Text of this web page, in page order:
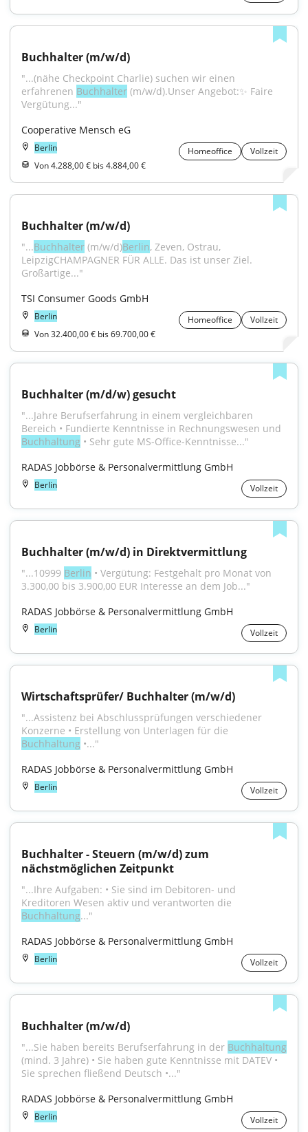
Buchhalter (m/w/d)
"...(nähe Checkpoint Charlie) suchen wir einen
erfahrenen Buchhalter (m/w/d).Unser Angebot:✨ Faire
Vergütung..."
Cooperative Mensch eG
Berlin Homeoffice
Vollzeit
Von 4.288,00 € bis 4.884,00 €
Buchhalter (m/w/d)
"...Buchhalter (m/w/d)Berlin, Zeven, Ostrau,
LeipzigCHAMPAGNER FÜR ALLE. Das ist unser Ziel.
Großartige..."
TSI Consumer Goods GmbH
Berlin Homeoffice
Vollzeit
Von 32.400,00 € bis 69.700,00 €
Buchhalter (m/d/w) gesucht
"...Jahre Berufserfahrung in einem vergleichbaren
Buchhaltung • Sehr gute MS-Office-Kenntnisse..."
RADAS Jobbörse & Personalvermittlung GmbH
Berlin Vollzeit
Buchhalter (m/w/d) in Direktvermittlung
"...10999 Berlin • Vergütung: Festgehalt pro Monat von
3.300,00 bis 3.900,00 EUR Interesse an dem Job..."
RADAS Jobbörse & Personalvermittlung GmbH
Berlin Vollzeit
Wirtschaftsprüfer/ Buchhalter (m/w/d)
"...Assistenz bei Abschlussprüfungen verschiedener
Buchhaltung •..."
RADAS Jobbörse & Personalvermittlung GmbH
Berlin Vollzeit
Buchhalter - Steuern (m/w/d) zum
nächstmöglichen Zeitpunkt
"...Ihre Aufgaben: • Sie sind im Debitoren- und
Buchhaltung..."
RADAS Jobbörse & Personalvermittlung GmbH
Berlin Vollzeit
Buch­hal­ter (m/w/d)
"...Sie haben bereits Berufserfahrung in der Buchhaltung
(mind. 3 Jahre) • Sie haben gute Kenntnisse mit DATEV •
Sie sprechen fließend Deutsch •..."
RADAS Jobbörse & Personalvermittlung GmbH
Berlin Vollzeit